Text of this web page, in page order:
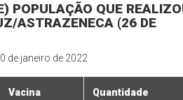
POPULAÇÃO QUE
ASTRAZENECA (26 DE
de janeiro de 2022
Vacina Quantidade